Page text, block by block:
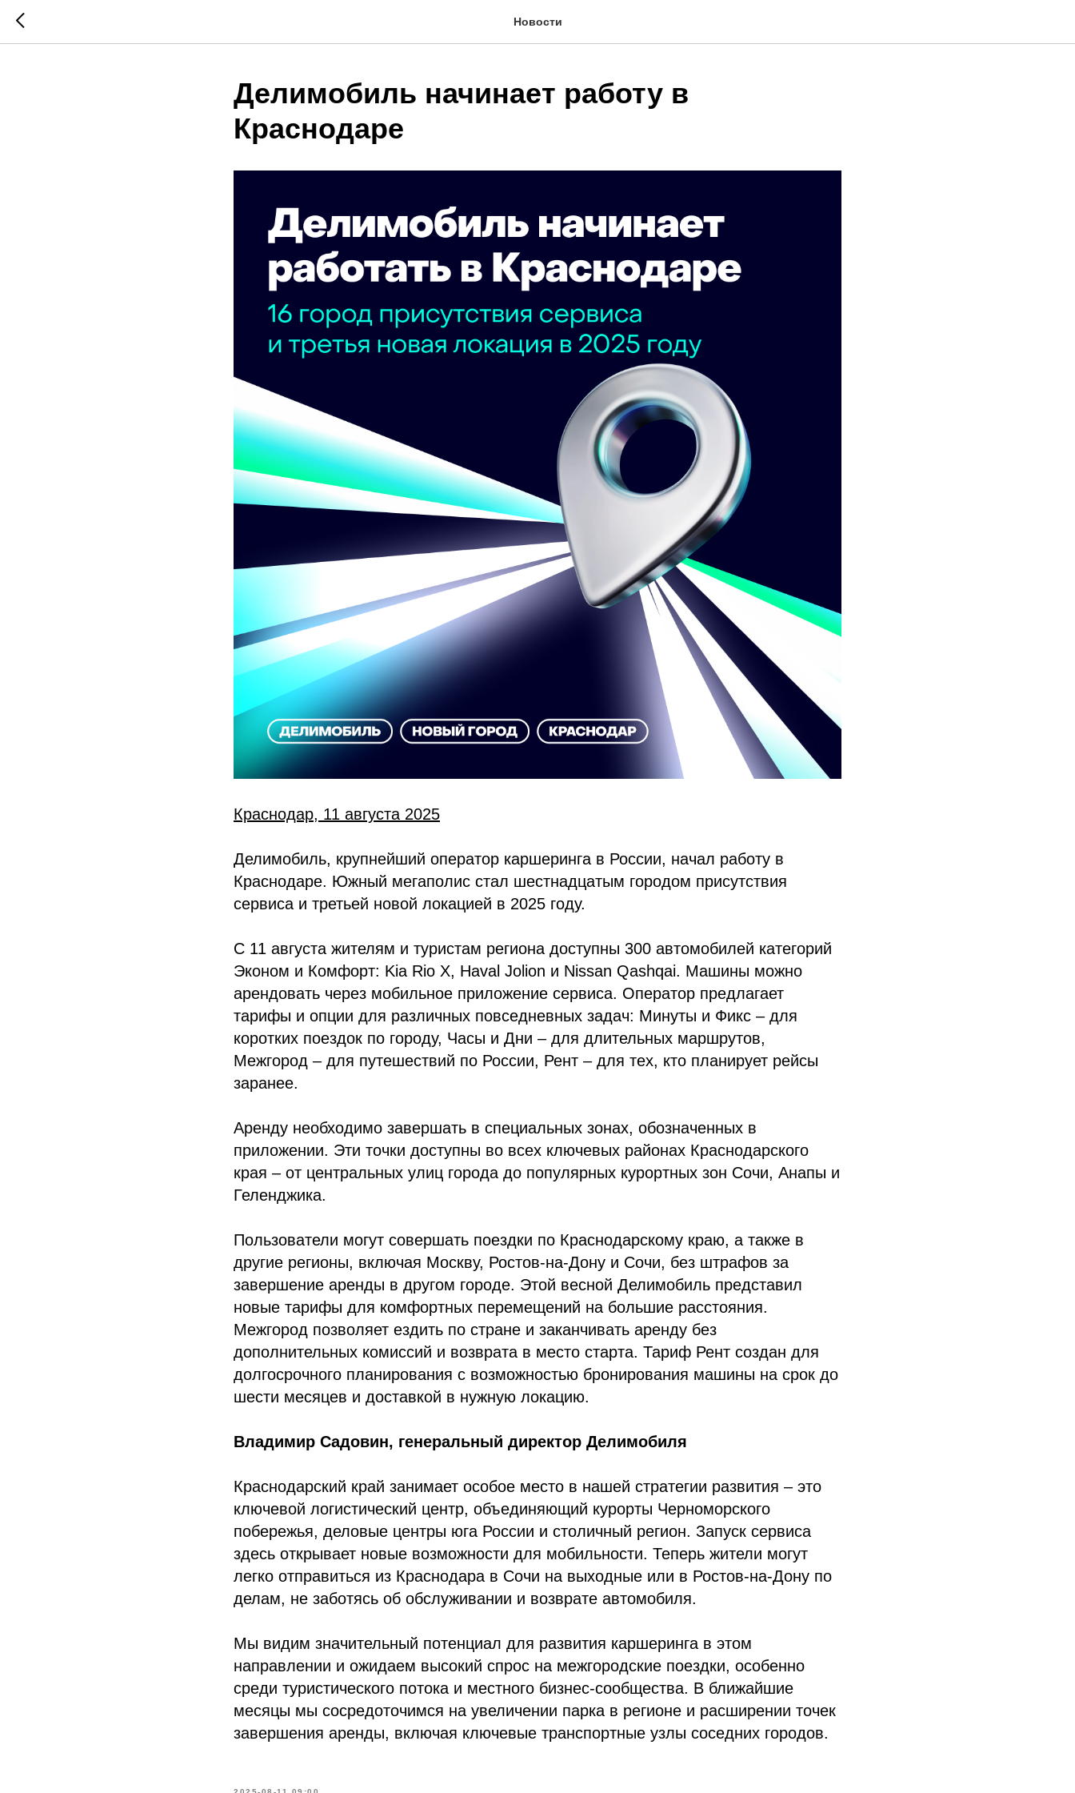
Новости
Делимобиль начинает работу в
Краснодаре
Краснодар, 11 августа 2025
Делимобиль, крупнейший оператор каршеринга в России, начал работу в
Краснодаре. Южный мегаполис стал шестнадцатым городом присутствия
сервиса и третьей новой локацией в 2025 году.
С 11 августа жителям и туристам региона доступны 300 автомобилей категорий
Эконом и Комфорт: Kia Rio X, Haval Jolion и Nissan Qashqai. Машины можно
арендовать через мобильное приложение сервиса. Оператор предлагает
тарифы и опции для различных повседневных задач: Минуты и Фикс – для
коротких поездок по городу, Часы и Дни – для длительных маршрутов,
Межгород – для путешествий по России, Рент – для тех, кто планирует рейсы
заранее.
Аренду необходимо завершать в специальных зонах, обозначенных в
приложении. Эти точки доступны во всех ключевых районах Краснодарского
края – от центральных улиц города до популярных курортных зон Сочи, Анапы и
Геленджика.
Пользователи могут совершать поездки по Краснодарскому краю, а также в
другие регионы, включая Москву, Ростов-на-Дону и Сочи, без штрафов за
завершение аренды в другом городе. Этой весной Делимобиль представил
новые тарифы для комфортных перемещений на большие расстояния.
Межгород позволяет ездить по стране и заканчивать аренду без
дополнительных комиссий и возврата в место старта. Тариф Рент создан для
долгосрочного планирования с возможностью бронирования машины на срок до
шести месяцев и доставкой в нужную локацию.
Владимир Садовин, генеральный директор Делимобиля
Краснодарский край занимает особое место в нашей стратегии развития – это
ключевой логистический центр, объединяющий курорты Черноморского
побережья, деловые центры юга России и столичный регион. Запуск сервиса
здесь открывает новые возможности для мобильности. Теперь жители могут
легко отправиться из Краснодара в Сочи на выходные или в Ростов-на-Дону по
делам, не заботясь об обслуживании и возврате автомобиля.
Мы видим значительный потенциал для развития каршеринга в этом
направлении и ожидаем высокий спрос на межгородские поездки, особенно
среди туристического потока и местного бизнес-сообщества. В ближайшие
месяцы мы сосредоточимся на увеличении парка в регионе и расширении точек
завершения аренды, включая ключевые транспортные узлы соседних городов.